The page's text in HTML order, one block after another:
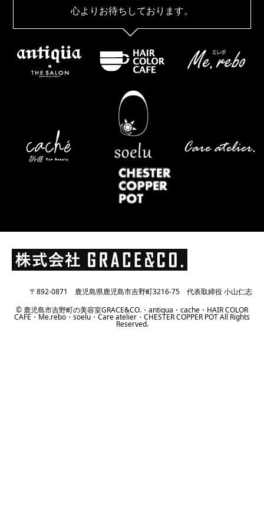
心よりお待ちしております。
〒892-0871 鹿児島県鹿児島市吉野町3216-75 代表取締役 小山仁志
© 鹿児島市吉野町の美容室GRACE&CO.・antiqua・cache・HAIR COLOR
CAFE・Me.rebo・soelu・Care atelier・CHESTER COPPER POT All Rights
Reserved.